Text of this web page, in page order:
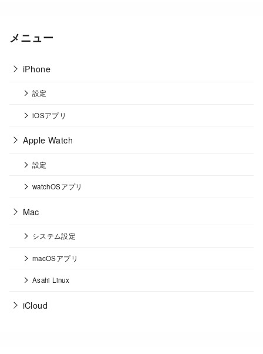
メニュー
iPhone
設定
iOSアプリ
Apple Watch
設定
watchOSアプリ
Mac
システム設定
macOSアプリ
Asahi Linux
iCloud